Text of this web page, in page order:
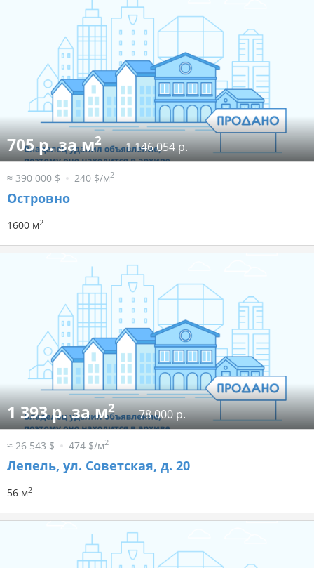
705 р. за м2 1 146 054 р.
≈ 390 000 $ 240 $/м2
Островно
1600 м2
1 393 р. за м2 78 000 р.
≈ 26 543 $ 474 $/м2
Лепель, ул. Советская, д. 20
56 м2